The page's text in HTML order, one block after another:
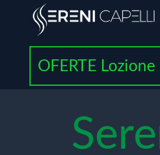
OFERTE Lozione